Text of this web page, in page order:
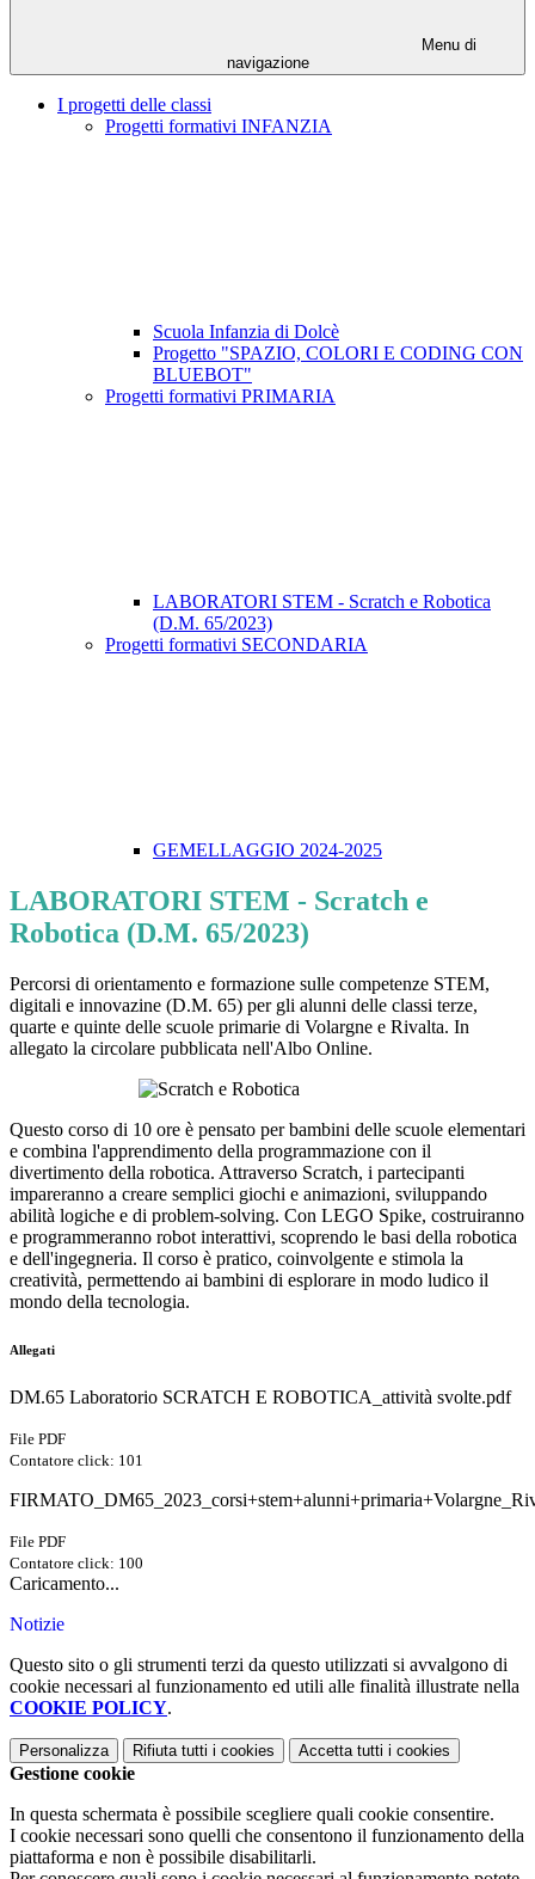
Menu di
navigazione
I progetti delle classi
Progetti formativi INFANZIA
Scuola Infanzia di Dolcè
Progetto "SPAZIO, COLORI E CODING CON
BLUEBOT"
Progetti formativi PRIMARIA
LABORATORI STEM - Scratch e Robotica
(D.M. 65/2023)
Progetti formativi SECONDARIA
GEMELLAGGIO 2024-2025
LABORATORI STEM - Scratch e
Robotica (D.M. 65/2023)
Percorsi di orientamento e formazione sulle competenze STEM,
digitali e innovazine (D.M. 65) per gli alunni delle classi terze,
quarte e quinte delle scuole primarie di Volargne e Rivalta. In
allegato la circolare pubblicata nell'Albo Online.
Questo corso di 10 ore è pensato per bambini delle scuole elementari
e combina l'apprendimento della programmazione con il
divertimento della robotica. Attraverso Scratch, i partecipanti
impareranno a creare semplici giochi e animazioni, sviluppando
abilità logiche e di problem-solving. Con LEGO Spike, costruiranno
e programmeranno robot interattivi, scoprendo le basi della robotica
e dell'ingegneria. Il corso è pratico, coinvolgente e stimola la
creatività, permettendo ai bambini di esplorare in modo ludico il
mondo della tecnologia.
Allegati
DM.65 Laboratorio SCRATCH E ROBOTICA_attività svolte.pdf
File PDF
Contatore click: 101
File PDF
Contatore click: 100
Caricamento...
Notizie
Questo sito o gli strumenti terzi da questo utilizzati si avvalgono di
cookie necessari al funzionamento ed utili alle finalità illustrate nella
COOKIE POLICY.
Personalizza Rifiuta tutti i cookies Accetta tutti i cookies
Gestione cookie
In questa schermata è possibile scegliere quali cookie consentire.
I cookie necessari sono quelli che consentono il funzionamento della
piattaforma e non è possibile disabilitarli.